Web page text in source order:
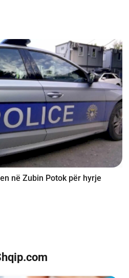
në Zubin Potok për hyrje